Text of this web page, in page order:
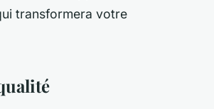
transformera votre